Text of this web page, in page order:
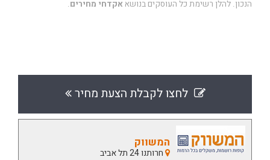
הנכון. להלן רשימת כל העוסקים בנושא אקדחי מחירים.
לחצו לקבלת הצעת מחיר
המשווק
חרותנו 24 תל אביב